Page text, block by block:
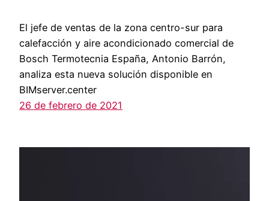
El jefe de ventas de la zona centro-sur para
calefacción y aire acondicionado comercial de
Bosch Termotecnia España, Antonio Barrón,
analiza esta nueva solución disponible en
BIMserver.center
26 de febrero de 2021